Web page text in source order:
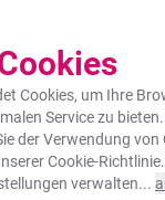
Cookies, um Ihre
Service zu
der Verwendung von
Cookie-Richtlinie
verwalten...
Wanddeko